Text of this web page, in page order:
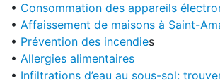
• Consommation des appareils
• Affaissement de maisons à Saint-
• Prévention des incendies
• Allergies alimentaires
• Infiltrations d’eau au sous-sol: